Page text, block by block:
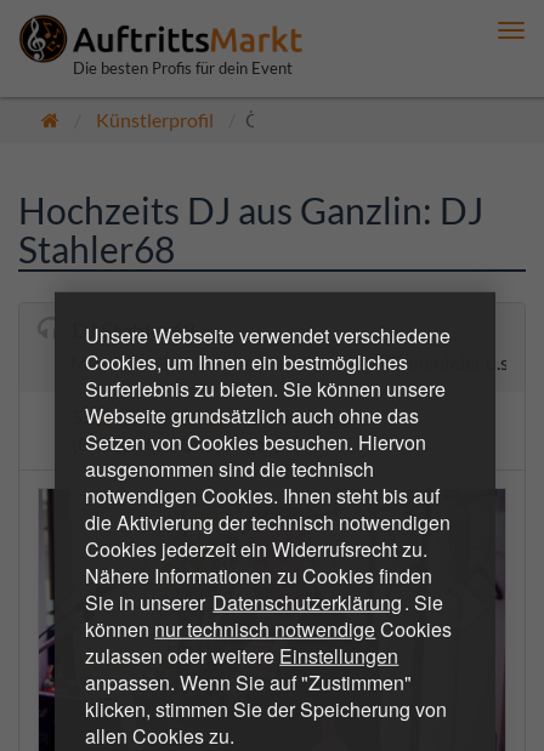
Unsere Webseite verwendet verschiedene
Cookies, um Ihnen ein bestmögliches
Surferlebnis zu bieten. Sie können unsere
Webseite grundsätzlich auch ohne das
Setzen von Cookies besuchen. Hiervon
ausgenommen sind die technisch
notwendigen Cookies. Ihnen steht bis auf
die Aktivierung der technisch notwendigen
Cookies jederzeit ein Widerrufsrecht zu.
Nähere Informationen zu Cookies finden
Sie in unserer Datenschutzerklärung. Sie
können nur technisch notwendigeCookies
zulassen oder weitere Einstellungen
anpassen. Wenn Sie auf "Zustimmen"
klicken, stimmen Sie der Speicherung von
allen Cookies zu.
Die besten Profis für dein Event
Künstlerprofil Öffentlich
Hochzeits DJ aus Ganzlin: DJ
Stahler68
DJ Stahler68
Musik für Geburtstagsfeier, Hochzeit, Firmenfeier u.s.w
5.0
6 Bewertungen
(0 bestätigte Buchungen)